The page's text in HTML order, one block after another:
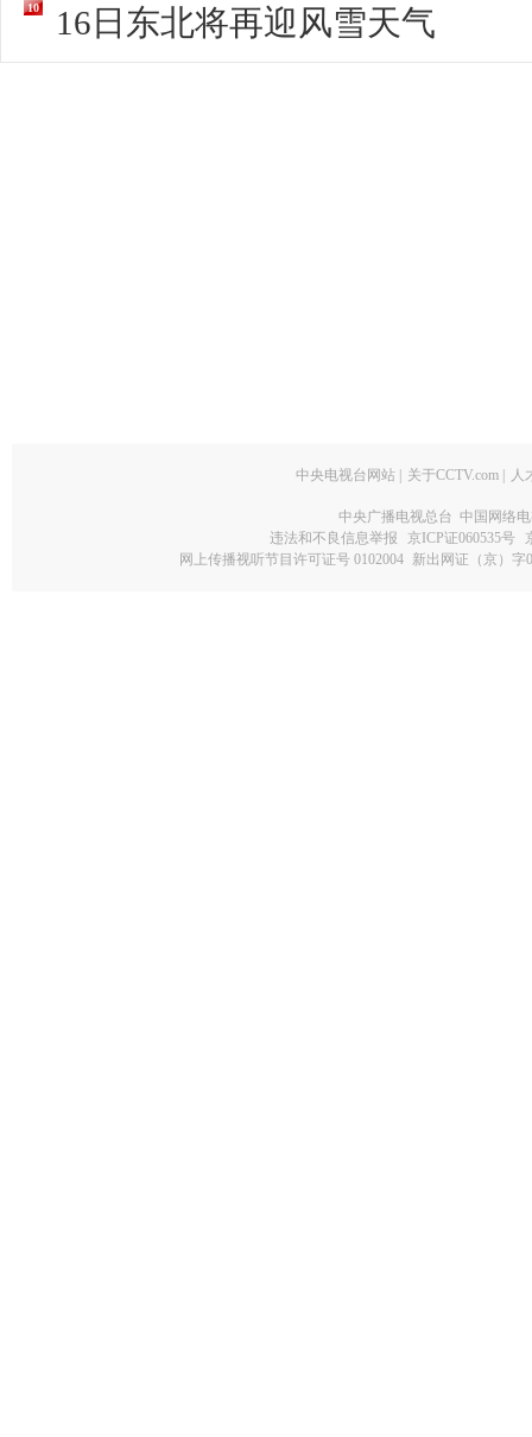
10 16日东北将再迎风雪天气
中央电视台网站 关于CCTV.com 人
中央广播电视总台 中国网络
违法和不良信息举报
京ICP证060535号
网上传播视听节目许可证号 0102004 新出网证（京）